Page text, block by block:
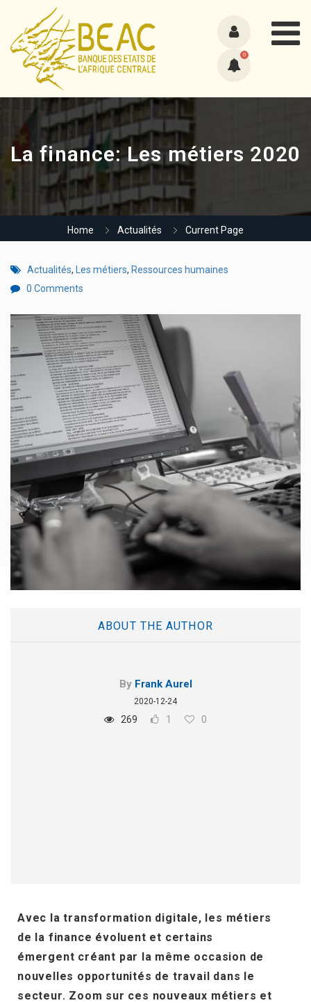
0
La finance: Les métiers 2020
Home Actualités Current Page
Actualités, Les métiers, Ressources humaines
0 Comments
ABOUT THE AUTHOR
By Frank Aurel
2020-12-24
269 1 0
Avec la transformation digitale, les métiers
de la finance évoluent et certains
émergent créant par la même occasion de
nouvelles opportunités de travail dans le
secteur. Zoom sur ces nouveaux métiers et